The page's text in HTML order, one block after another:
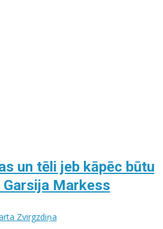
un tēli jeb kāpēc būtu
Markess
Zvirgzdiņa